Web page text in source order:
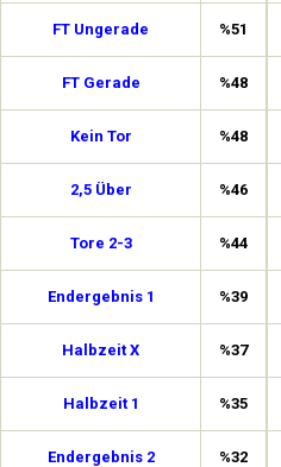
FT Ungerade %51
FT Gerade %48
Kein Tor %48
2,5 Über %46
Tore 2-3 %44
Endergebnis 1 %39
Halbzeit X %37
Halbzeit 1 %35
Endergebnis 2 %32